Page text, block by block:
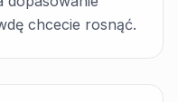
chcecie rosnąć.